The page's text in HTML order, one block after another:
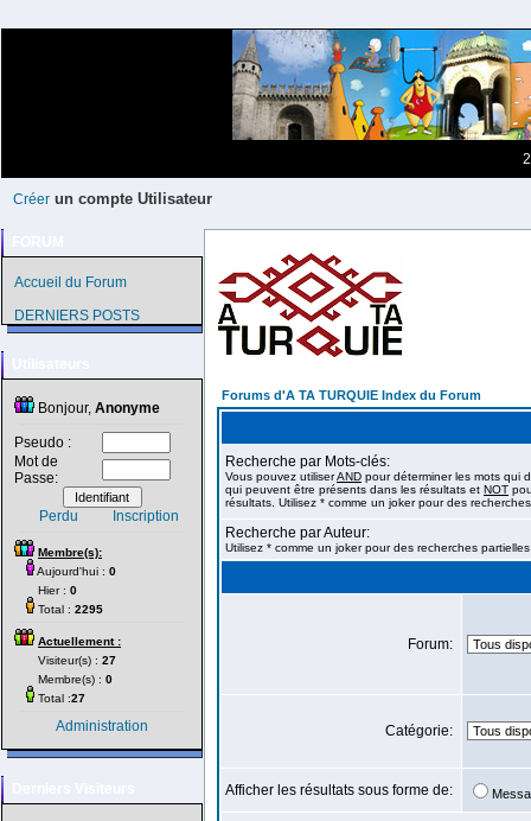
Créer un compte Utilisateur
Accueil du Forum
DERNIERS POSTS
Bonjour, Anonyme
Pseudo :
Mot de
Passe:
Perdu Inscription
Membre(s):
Aujourd'hui : 0
Hier : 0
Total : 2295
Actuellement :
Visiteur(s) : 27
Membre(s) : 0
Total :27
Administration
Forums d'A TA TURQUIE Index du Forum
Recherche par Mots-clés:
Vous pouvez utiliserAND pour déterminer les mots qui
qui peuvent être présents dans les résultats et NOT
résultats. Utilisez * comme un joker pour des
Recherche par Auteur:
Utilisez * comme un joker pour des recherches partielles
Forum:
Catégorie:
Afficher les résultats sous forme de: